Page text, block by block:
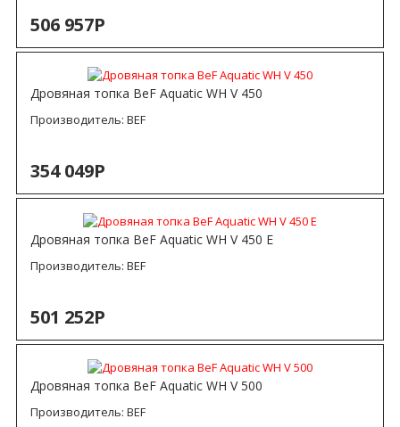
506 957Р
Дровяная топка BeF Aquatic WH V 450
Производитель: BEF
354 049Р
Дровяная топка BeF Aquatic WH V 450 E
Производитель: BEF
501 252Р
Дровяная топка BeF Aquatic WH V 500
Производитель: BEF